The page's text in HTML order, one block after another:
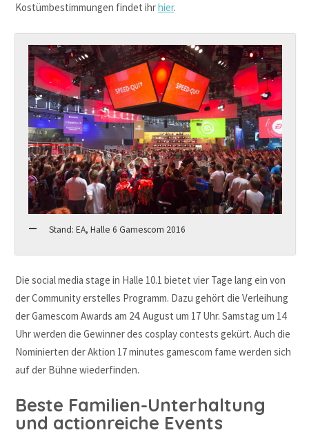
Kostümbestimmungen findet ihrhier.
Stand: EA, Halle 6 Gamescom 2016
Die social media stage in Halle 10.1 bietet vier Tage lang ein von
der Community erstelles Programm. Dazu gehört die Verleihung
der Gamescom Awards am 24. August um 17 Uhr. Samstag um 14
Uhr werden die Gewinner des cosplay contests gekürt. Auch die
Nominierten der Aktion 17 minutes gamescom fame werden sich
auf der Bühne wiederfinden.
Beste Familien-Unterhaltung
und actionreiche Events